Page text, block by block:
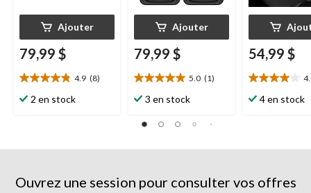
Ajouter
79,99 $
4.9 (8)
4.9
étoile(s)
évaluations
2 en stock
Ajouter
79,99 $
5.0 (1)
5.0
étoile(s)
5.
évaluation
3 en stock
54,99 $
4.0
étoile(s)
évaluations
4 en stock
Ouvrez une session pour consulter vos offres